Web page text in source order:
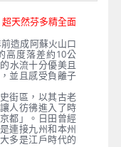
超天然芬多精全面
造成阿蘇火山口
高度落差約10公
水流十分優美且
並且感受負離子
街區，以其古老
人彷彿進入了時
都」。日田曾經
連接九州和本州
多是江戶時代的